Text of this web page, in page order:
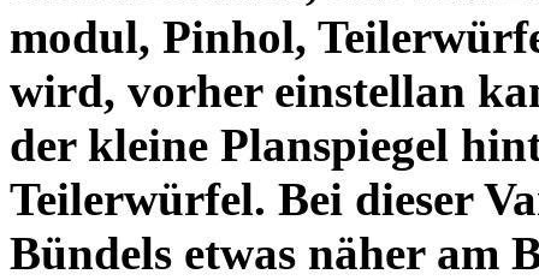
modul, Pinhol,
wird, vorher einstellan
der kleine Planspiegel
Teilerwürfel. Bei dieser
Bündels etwas näher am